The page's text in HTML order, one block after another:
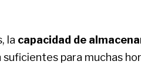
la capacidad de
para muchas